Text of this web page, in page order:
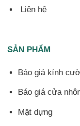
Liên hệ
SẢN PHẨM
Báo giá kính
Báo giá cửa
Mặt dựng